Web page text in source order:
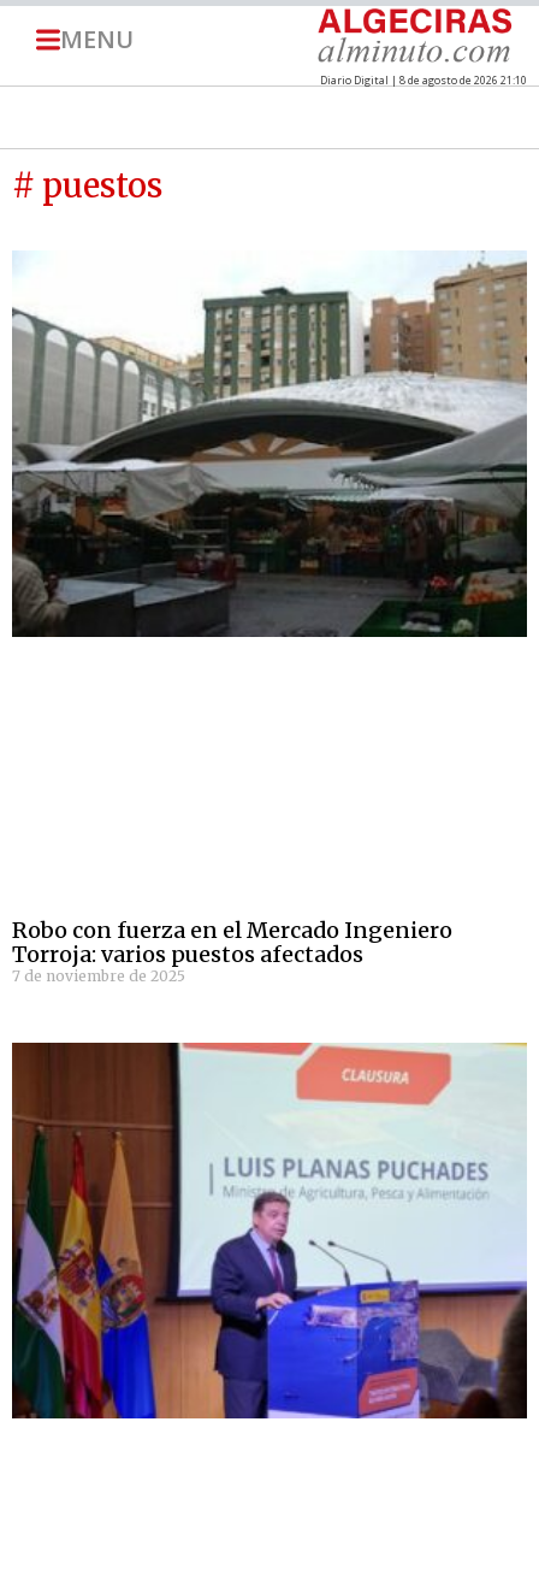
MENU
Diario Digital | 8 de agosto de 2026 21:10
# puestos
Robo con fuerza en el Mercado Ingeniero
Torroja: varios puestos afectados
7 de noviembre de 2025